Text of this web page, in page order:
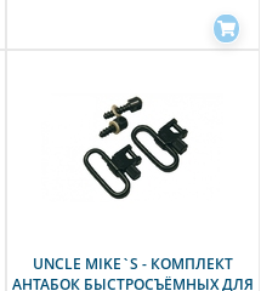
UNCLE MIKE`S - КОМПЛЕКТ
АНТАБОК БЫСТРОСЪЁМНЫХ ДЛЯ